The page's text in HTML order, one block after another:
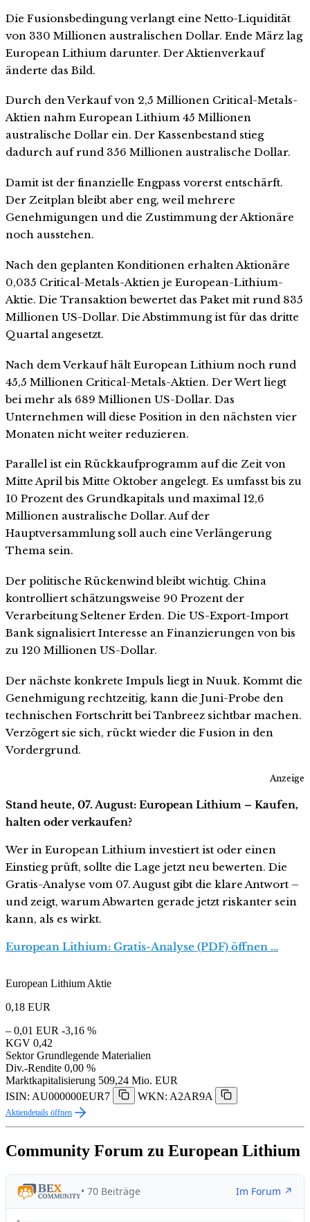
Die Fusionsbedingung verlangt eine Netto-Liquidität
von 330 Millionen australischen Dollar. Ende März lag
European Lithium darunter. Der Aktienverkauf
änderte das Bild.
Durch den Verkauf von 2,5 Millionen Critical-Metals-
Aktien nahm European Lithium 45 Millionen
australische Dollar ein. Der Kassenbestand stieg
dadurch auf rund 356 Millionen australische Dollar.
Damit ist der finanzielle Engpass vorerst entschärft.
Der Zeitplan bleibt aber eng, weil mehrere
Genehmigungen und die Zustimmung der Aktionäre
noch ausstehen.
Nach den geplanten Konditionen erhalten Aktionäre
0,035 Critical-Metals-Aktien je European-Lithium-
Aktie. Die Transaktion bewertet das Paket mit rund 835
Millionen US-Dollar. Die Abstimmung ist für das dritte
Quartal angesetzt.
Nach dem Verkauf hält European Lithium noch rund
45,5 Millionen Critical-Metals-Aktien. Der Wert liegt
bei mehr als 689 Millionen US-Dollar. Das
Unternehmen will diese Position in den nächsten vier
Monaten nicht weiter reduzieren.
Parallel ist ein Rückkaufprogramm auf die Zeit von
Mitte April bis Mitte Oktober angelegt. Es umfasst bis zu
10 Prozent des Grundkapitals und maximal 12,6
Millionen australische Dollar. Auf der
Hauptversammlung soll auch eine Verlängerung
Thema sein.
Der politische Rückenwind bleibt wichtig. China
kontrolliert schätzungsweise 90 Prozent der
Verarbeitung Seltener Erden. Die US-Export-Import
Bank signalisiert Interesse an Finanzierungen von bis
zu 120 Millionen US-Dollar.
Der nächste konkrete Impuls liegt in Nuuk. Kommt die
Genehmigung rechtzeitig, kann die Juni-Probe den
technischen Fortschritt bei Tanbreez sichtbar machen.
Verzögert sie sich, rückt wieder die Fusion in den
Vordergrund.
Anzeige
Stand heute, 07. August: European Lithium – Kaufen,
halten oder verkaufen?
Wer in European Lithium investiert ist oder einen
Einstieg prüft, sollte die Lage jetzt neu bewerten. Die
Gratis-Analyse vom 07. August gibt die klare Antwort –
und zeigt, warum Abwarten gerade jetzt riskanter sein
kann, als es wirkt.
European Lithium: Gratis-Analyse (PDF) öffnen …
European Lithium Aktie
0,18 EUR
– 0,01 EUR -3,16 %
KGV 0,42
Sektor Grundlegende Materialien
Div.-Rendite 0,00 %
Marktkapitalisierung 509,24 Mio. EUR
ISIN: AU000000EUR7
WKN: A2AR9A
Aktiendetails öffnen
Community Forum zu European Lithium